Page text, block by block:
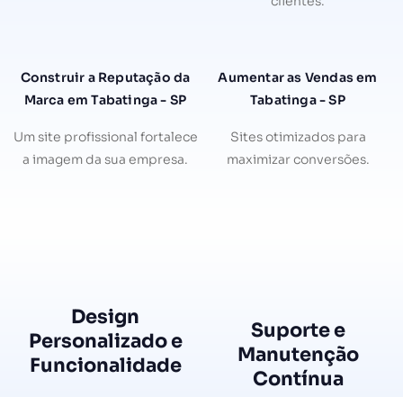
Construir a Reputação da
Marca em Tabatinga - SP
Um site profissional fortalece
a imagem da sua empresa.
Aumentar as Vendas em
Tabatinga - SP
Sites otimizados para
maximizar conversões.
Design
Personalizado e
Funcionalidade
Suporte e
Manutenção
Contínua